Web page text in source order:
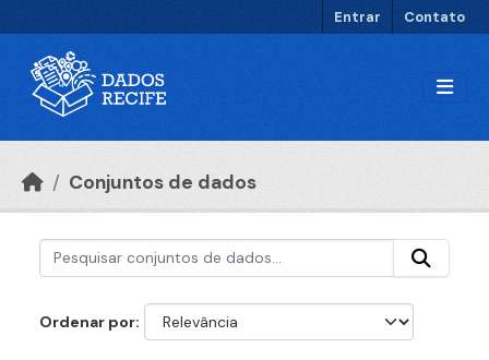
Entrar Contato
Conjuntos de dados
Ordenar por